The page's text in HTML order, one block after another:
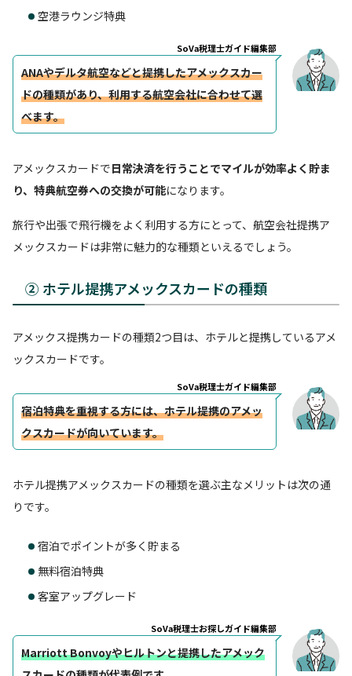
空港ラウンジ特典
SoVa税理士ガイド編集部
ANAやデルタ航空などと提携したアメックスカー
ドの種類があり、利用する航空会社に合わせて選
べます。
アメックスカードで日常決済を行うことでマイルが効率よく貯ま
り、特典航空券への交換が可能になります。
旅行や出張で飛行機をよく利用する方にとって、航空会社提携ア
メックスカードは非常に魅力的な種類といえるでしょう。
② ホテル提携アメックスカードの種類
アメックス提携カードの種類2つ目は、ホテルと提携しているアメ
ックスカードです。
SoVa税理士ガイド編集部
宿泊特典を重視する方には、ホテル提携のアメッ
クスカードが向いています。
ホテル提携アメックスカードの種類を選ぶ主なメリットは次の通
りです。
宿泊でポイントが多く貯まる
無料宿泊特典
客室アップグレード
SoVa税理士お探しガイド編集部
Marriott Bonvoyやヒルトンと提携したアメック